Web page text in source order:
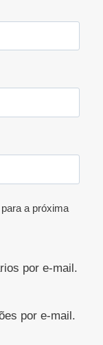
a próxima
por e-mail.
por e-mail.